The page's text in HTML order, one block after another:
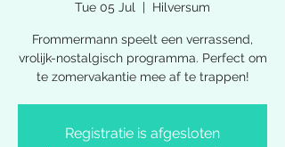
Tue 05 Jul
  |
Hilversum
Frommermann speelt een verrassend,
vrolijk-nostalgisch programma. Perfect om
te zomervakantie mee af te trappen!
Registratie is afgesloten